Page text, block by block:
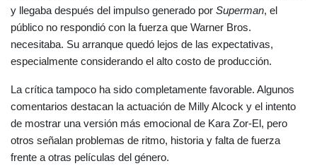
y llegaba después del impulso generado por Superman, el
público no respondió con la fuerza que Warner Bros.
necesitaba. Su arranque quedó lejos de las expectativas,
especialmente considerando el alto costo de producción.
La crítica tampoco ha sido completamente favorable. Algunos
comentarios destacan la actuación de Milly Alcock y el intento
de mostrar una versión más emocional de Kara Zor-El, pero
otros señalan problemas de ritmo, historia y falta de fuerza
frente a otras películas del género.